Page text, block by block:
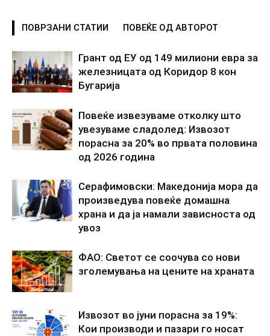
ПОВРЗАНИ СТАТИИ ПОВЕЌЕ ОД АВТОРОТ
Грант од ЕУ од 149 милиони евра за
железницата од Коридор 8 кон
Бугарија
Повеќе извезуваме отколку што
увезуваме сладолед: Извозот
порасна за 20% во првата половина
од 2026 година
Серафимовски: Македонија мора да
произведува повеќе домашна
храна и да ја намали зависноста од
увоз
ФАО: Светот се соочува со нови
зголемувања на цените на храната
Извозот во јуни порасна за 19%:
Кои производи и пазари го носат